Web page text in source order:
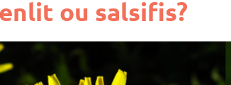
ou salsifis?